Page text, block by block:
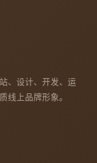
、设计、开发、运
线上品牌形象。